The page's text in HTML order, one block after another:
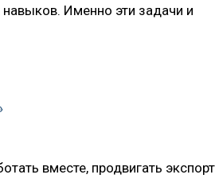
Именно эти задачи и
вместе, продвигать